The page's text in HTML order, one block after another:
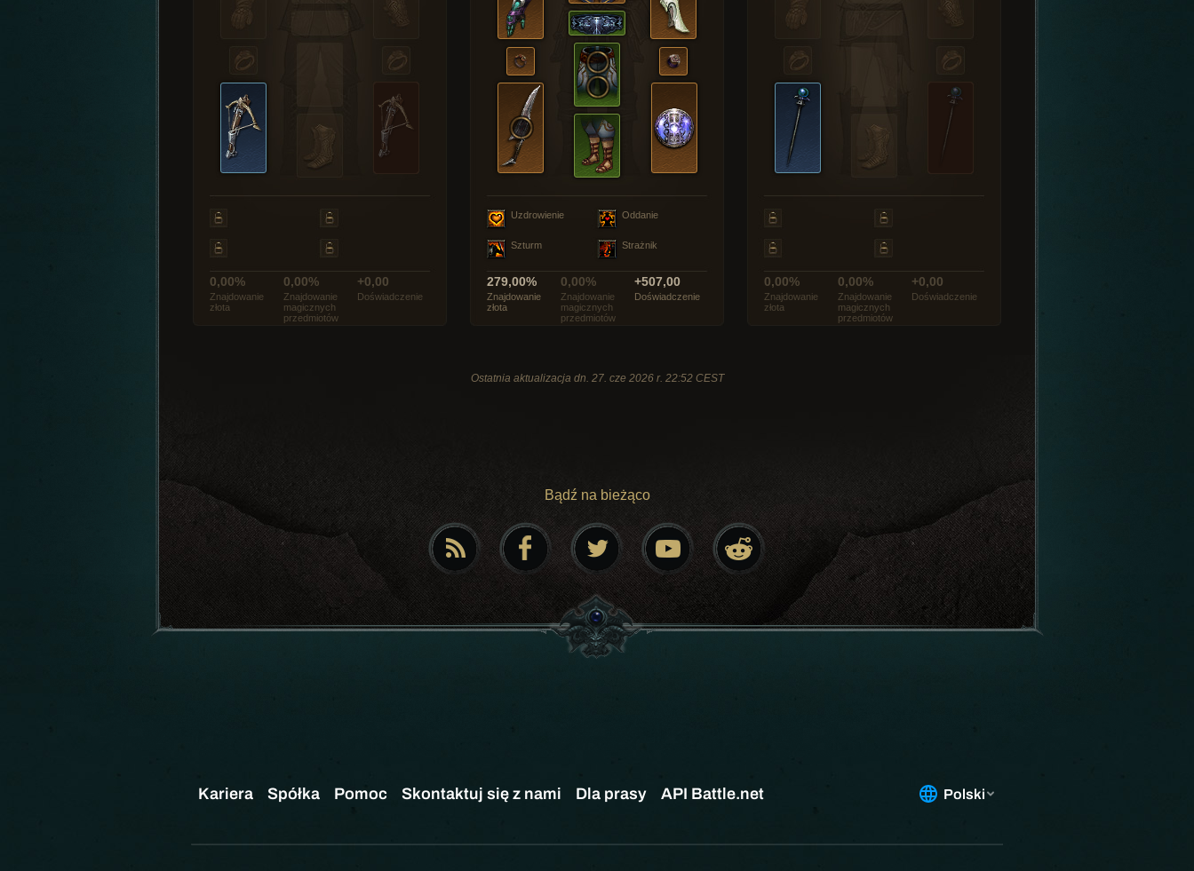
0,00%
Znajdowanie
złota
0,00%
Znajdowanie
magicznych
przedmiotów
+0,00
Doświadczenie
Uzdrowienie Oddanie
Szturm Strażnik
279,00%
Znajdowanie
złota
0,00%
Znajdowanie
magicznych
przedmiotów
+507,00
Doświadczenie
0,00%
Znajdowanie
złota
0,00%
Znajdowanie
magicznych
przedmiotów
+0,00
Doświadczenie
Ostatnia aktualizacja dn. 27. cze 2026 r. 22:52 CEST
Bądź na bieżąco